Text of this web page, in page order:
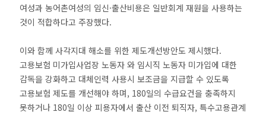
여성과 농어촌여성의 임신·출산비용은 일반회계 재원을 사용하는
것이 적합하다고 주장했다.
이와 함께 사각지대 해소를 위한 제도개선방안도 제시했다.
고용보험 미가입사업장 노동자 와 임시직 노동자 미가입에 대한
감독을 강화하고 대체인력 사용시 보조금을 지급할 수 있도록
고용보험 제도를 개선해야 하며, 180일의 수급요건을 충족하지
못하거나 180일 이상 피용자에서 출산 이전 퇴직자, 특수고용관계